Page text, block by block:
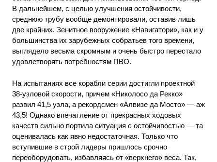
В дальнейшем, с целью улучшения остойчивости,
среднюю трубу вообще демонтировали, оставив лишь
две крайних. Зенитное вооружение «Навигатори», как и у
большинства их зарубежных собратьев того времени,
выглядело весьма скромным и очень быстро перестало
удовлетворять потребностям ПВО.
На испытаниях все корабли серии достигли проектной
38-узловой скорости, причем «Николосо да Рекко»
развил 41,5 узла, а рекордсмен «Алвизе да Мосто» — аж
43,5! Однако впечатление от прекрасных ходовых
качеств сильно портила ситуация с остойчивостью — та
оценивалась как явно недостаточная. Только что
вступившие в строй лидеры пришлось срочно
переоборудовать, избавляясь от «верхнего» веса. Так,